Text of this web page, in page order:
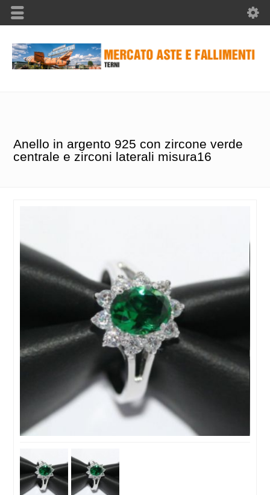
Anello in argento 925 con zircone verde
centrale e zirconi laterali misura16